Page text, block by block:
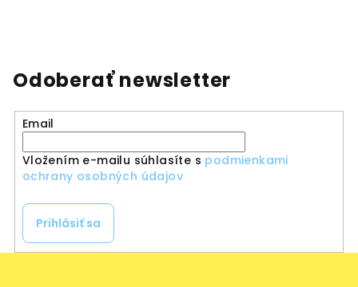
Odoberať newsletter
Email
Vložením e-mailu súhlasíte s podmienkami
ochrany osobných údajov
Prihlásiť sa